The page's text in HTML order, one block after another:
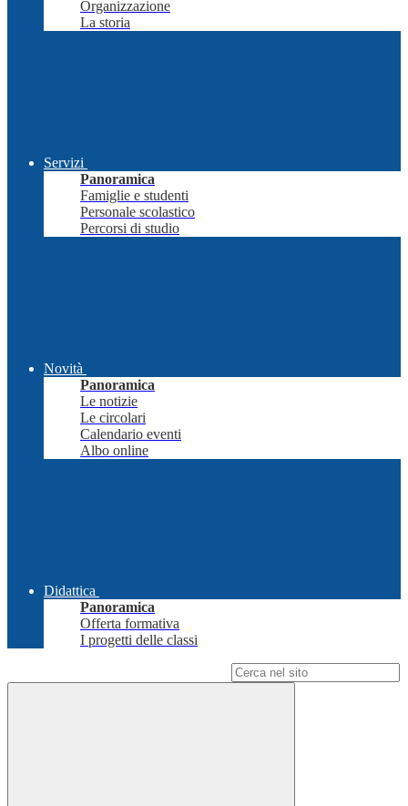
Organizzazione
La storia
Servizi
Panoramica
Famiglie e studenti
Personale scolastico
Percorsi di studio
Novità
Panoramica
Le notizie
Le circolari
Calendario eventi
Albo online
Didattica
Panoramica
Offerta formativa
I progetti delle classi